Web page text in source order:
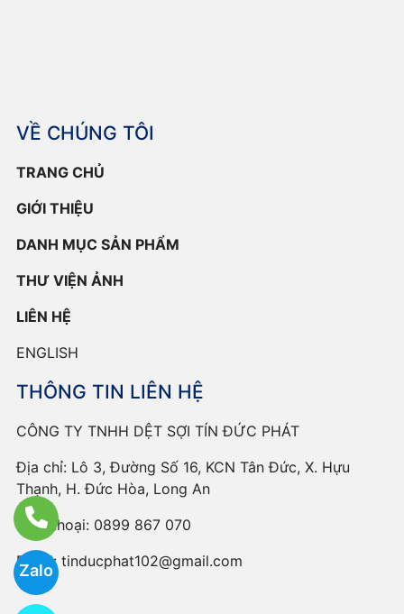
Zalo
VỀ CHÚNG TÔI
TRANG CHỦ
GIỚI THIỆU
DANH MỤC SẢN PHẨM
THƯ VIỆN ẢNH
LIÊN HỆ
ENGLISH
THÔNG TIN LIÊN HỆ
CÔNG TY TNHH DỆT SỢI TÍN ĐỨC PHÁT
Địa chỉ: Lô 3, Đường Số 16, KCN Tân Đức, X. Hựu
Thạnh, H. Đức Hòa, Long An
Điện thoại: 0899 867 070
Email: tinducphat102@gmail.com